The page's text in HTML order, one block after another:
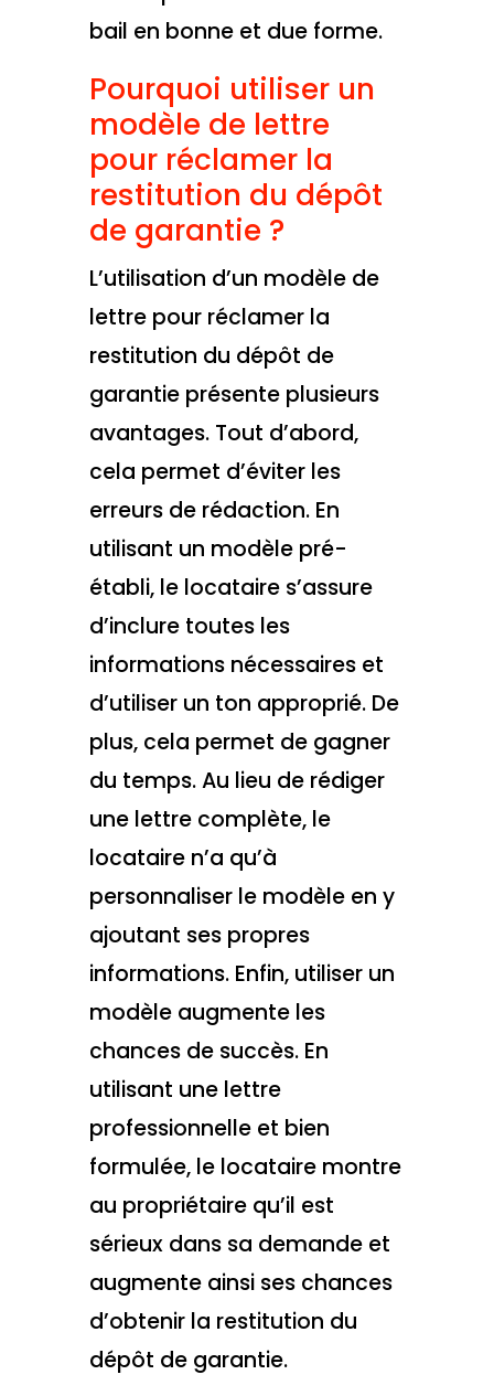
bail en bonne et due forme.
Pourquoi utiliser un
modèle de lettre
pour réclamer la
restitution du dépôt
de garantie ?
L’utilisation d’un modèle de
lettre pour réclamer la
restitution du dépôt de
garantie présente plusieurs
avantages. Tout d’abord,
cela permet d’éviter les
erreurs de rédaction. En
utilisant un modèle pré-
établi, le locataire s’assure
d’inclure toutes les
informations nécessaires et
d’utiliser un ton approprié. De
plus, cela permet de gagner
du temps. Au lieu de rédiger
une lettre complète, le
locataire n’a qu’à
personnaliser le modèle en y
ajoutant ses propres
informations. Enfin, utiliser un
modèle augmente les
chances de succès. En
utilisant une lettre
professionnelle et bien
formulée, le locataire montre
au propriétaire qu’il est
sérieux dans sa demande et
augmente ainsi ses chances
d’obtenir la restitution du
dépôt de garantie.